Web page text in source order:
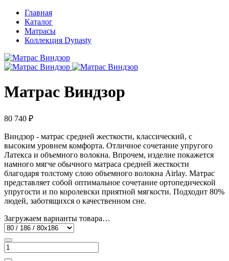
Главная
Каталог
Матрасы
Коллекция Dynasty
Матрас Виндзор
80 740 ₽
Виндзор - матрас средней жесткости, классический, с
высоким уровнем комфорта. Отличное сочетание упругого
Латекса и объемного волокна. Впрочем, изделие покажется
намного мягче обычного матраса средней жесткости
благодаря толстому слою объемного волокна Airlay. Матрас
представляет собой оптимальное сочетание ортопедической
упругости и по королевски приятной мягкости. Подходит 80%
людей, заботящихся о качественном сне.
Загружаем варианты товара…